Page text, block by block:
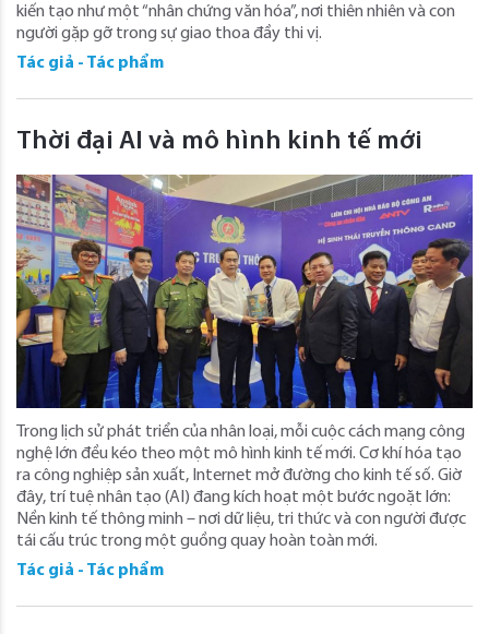
kiến tạo như một “nhân chứng văn hóa”, nơi thiên nhiên và con
người gặp gỡ trong sự giao thoa đầy thi vị.
Tác giả - Tác phẩm
Thời đại AI và mô hình kinh tế mới
Trong lịch sử phát triển của nhân loại, mỗi cuộc cách mạng công
nghệ lớn đều kéo theo một mô hình kinh tế mới. Cơ khí hóa tạo
ra công nghiệp sản xuất, Internet mở đường cho kinh tế số. Giờ
đây, trí tuệ nhân tạo (AI) đang kích hoạt một bước ngoặt lớn:
Nền kinh tế thông minh – nơi dữ liệu, tri thức và con người được
tái cấu trúc trong một guồng quay hoàn toàn mới.
Tác giả - Tác phẩm